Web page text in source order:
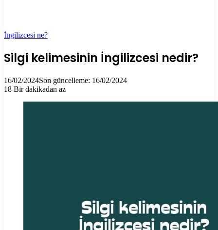
İngilizcesi ne?
Silgi kelimesinin İngilizcesi nedir?
16/02/2024Son güncelleme: 16/02/2024
18 Bir dakikadan az